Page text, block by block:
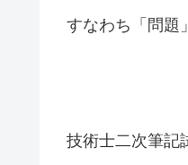
すなわち「問題
技術士二次筆記